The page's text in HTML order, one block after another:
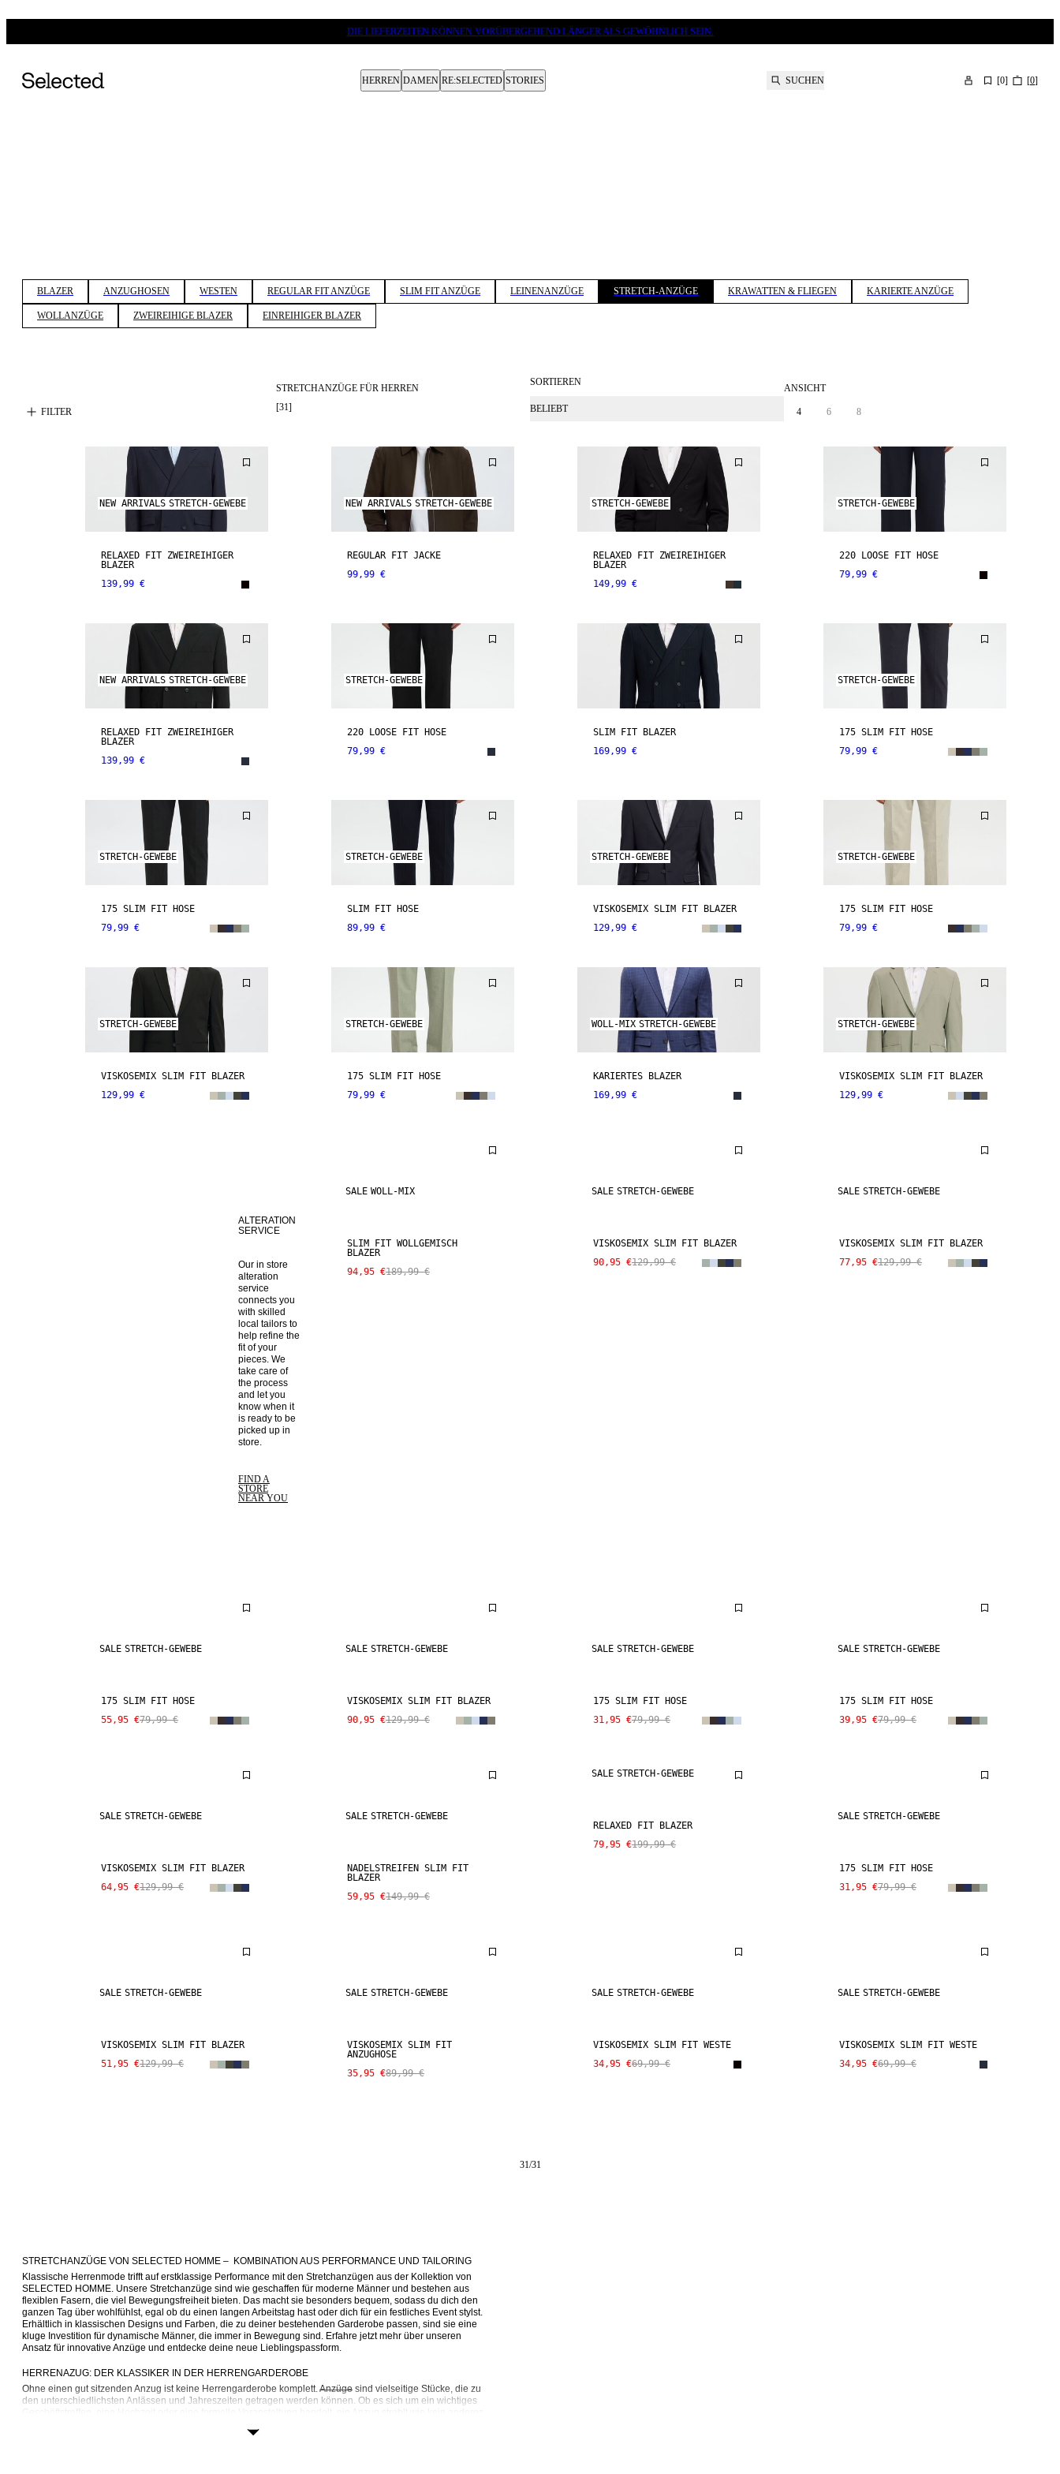
DIE LIEFERZEITEN KÖNNEN VORÜBERGEHEND LÄNGER ALS GEWÖHNLICH SEIN.
HERREN DAMEN RE:SELECTED STORIES SUCHEN [0] [0]
BLAZER ANZUGHOSEN WESTEN REGULAR FIT ANZÜGE SLIM FIT ANZÜGE LEINENANZÜGE STRETCH-ANZÜGE KRAWATTEN & FLIEGEN KARIERTE ANZÜGE
WOLLANZÜGE ZWEIREIHIGE BLAZER EINREIHIGER BLAZER
FILTER
STRETCHANZÜGE FÜR HERREN
[31]
SORTIEREN
BELIEBT
ANSICHT
4 6 8
NEW ARRIVALS STRETCH-GEWEBE
RELAXED FIT ZWEIREIHIGER
BLAZER
139,99 €
NEW ARRIVALS STRETCH-GEWEBE
REGULAR FIT JACKE
99,99 €
STRETCH-GEWEBE
RELAXED FIT ZWEIREIHIGER
BLAZER
149,99 €
STRETCH-GEWEBE
220 LOOSE FIT HOSE
79,99 €
NEW ARRIVALS STRETCH-GEWEBE
RELAXED FIT ZWEIREIHIGER
BLAZER
139,99 €
STRETCH-GEWEBE
220 LOOSE FIT HOSE
79,99 €
SLIM FIT BLAZER
169,99 €
STRETCH-GEWEBE
175 SLIM FIT HOSE
79,99 €
STRETCH-GEWEBE
175 SLIM FIT HOSE
79,99 €
STRETCH-GEWEBE
SLIM FIT HOSE
89,99 €
STRETCH-GEWEBE
VISKOSEMIX SLIM FIT BLAZER
129,99 €
STRETCH-GEWEBE
175 SLIM FIT HOSE
79,99 €
STRETCH-GEWEBE
VISKOSEMIX SLIM FIT BLAZER
129,99 €
STRETCH-GEWEBE
175 SLIM FIT HOSE
79,99 €
WOLL-MIX STRETCH-GEWEBE
KARIERTES BLAZER
169,99 €
STRETCH-GEWEBE
VISKOSEMIX SLIM FIT BLAZER
129,99 €
ALTERATION
SERVICE
Our in store
alteration
service
connects you
with skilled
local tailors to
help refine the
fit of your
pieces. We
take care of
the process
and let you
know when it
is ready to be
picked up in
store.
FIND A
STORE
NEAR YOU
SALE WOLL-MIX
SLIM FIT WOLLGEMISCH
BLAZER
94,95 €189,99 €
SALE STRETCH-GEWEBE
VISKOSEMIX SLIM FIT BLAZER
90,95 €129,99 €
SALE STRETCH-GEWEBE
VISKOSEMIX SLIM FIT BLAZER
77,95 €129,99 €
SALE STRETCH-GEWEBE
175 SLIM FIT HOSE
55,95 €79,99 €
SALE STRETCH-GEWEBE
VISKOSEMIX SLIM FIT BLAZER
90,95 €129,99 €
SALE STRETCH-GEWEBE
175 SLIM FIT HOSE
31,95 €79,99 €
SALE STRETCH-GEWEBE
175 SLIM FIT HOSE
39,95 €79,99 €
SALE STRETCH-GEWEBE
VISKOSEMIX SLIM FIT BLAZER
64,95 €129,99 €
SALE STRETCH-GEWEBE
NADELSTREIFEN SLIM FIT
BLAZER
59,95 €149,99 €
SALE STRETCH-GEWEBE
RELAXED FIT BLAZER
79,95 €199,99 €
SALE STRETCH-GEWEBE
175 SLIM FIT HOSE
31,95 €79,99 €
SALE STRETCH-GEWEBE
VISKOSEMIX SLIM FIT BLAZER
51,95 €129,99 €
SALE STRETCH-GEWEBE
VISKOSEMIX SLIM FIT
ANZUGHOSE
35,95 €89,99 €
SALE STRETCH-GEWEBE
VISKOSEMIX SLIM FIT WESTE
34,95 €69,99 €
SALE STRETCH-GEWEBE
VISKOSEMIX SLIM FIT WESTE
34,95 €69,99 €
31/31
STRETCHANZÜGE VON SELECTED HOMME –  KOMBINATION AUS PERFORMANCE UND TAILORING
Klassische Herrenmode trifft auf erstklassige Performance mit den Stretchanzügen aus der Kollektion von
SELECTED HOMME. Unsere Stretchanzüge sind wie geschaffen für moderne Männer und bestehen aus
flexiblen Fasern, die viel Bewegungsfreiheit bieten. Das macht sie besonders bequem, sodass du dich den
ganzen Tag über wohlfühlst, egal ob du einen langen Arbeitstag hast oder dich für ein festliches Event stylst.
Erhältlich in klassischen Designs und Farben, die zu deiner bestehenden Garderobe passen, sind sie eine
kluge Investition für dynamische Männer, die immer in Bewegung sind. Erfahre jetzt mehr über unseren
Ansatz für innovative Anzüge und entdecke deine neue Lieblingspassform.
HERRENAZUG: DER KLASSIKER IN DER HERRENGARDEROBE
Ohne einen gut sitzenden Anzug ist keine Herrengarderobe komplett. Anzüge sind vielseitige Stücke, die zu
den unterschiedlichsten Anlässen und Jahreszeiten getragen werden können. Ob es sich um ein wichtiges
den zusätzlichen Vorteil, dass sie bequem und flexibel sind und erfüllen damit die Erwartungen des